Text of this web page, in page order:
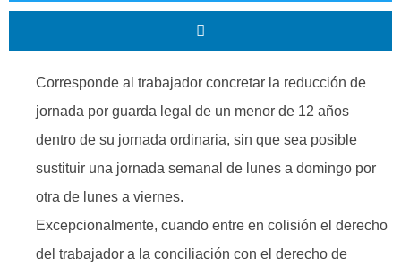
​Corresponde al trabajador concretar la reducción de
jornada por guarda legal de un menor de 12 años
dentro de su jornada ordinaria, sin que sea posible
sustituir una jornada semanal de lunes a domingo por
otra de lunes a viernes.
Excepcionalmente, cuando entre en colisión el derecho
del trabajador a la conciliación con el derecho de